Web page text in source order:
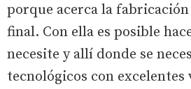
porque acerca la
final. Con ella es posible
necesite y allí donde se
tecnológicos con excelentes